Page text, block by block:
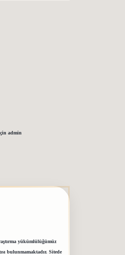
admin
yükümlülüğümüz
bulunmamaktadır. Sitede